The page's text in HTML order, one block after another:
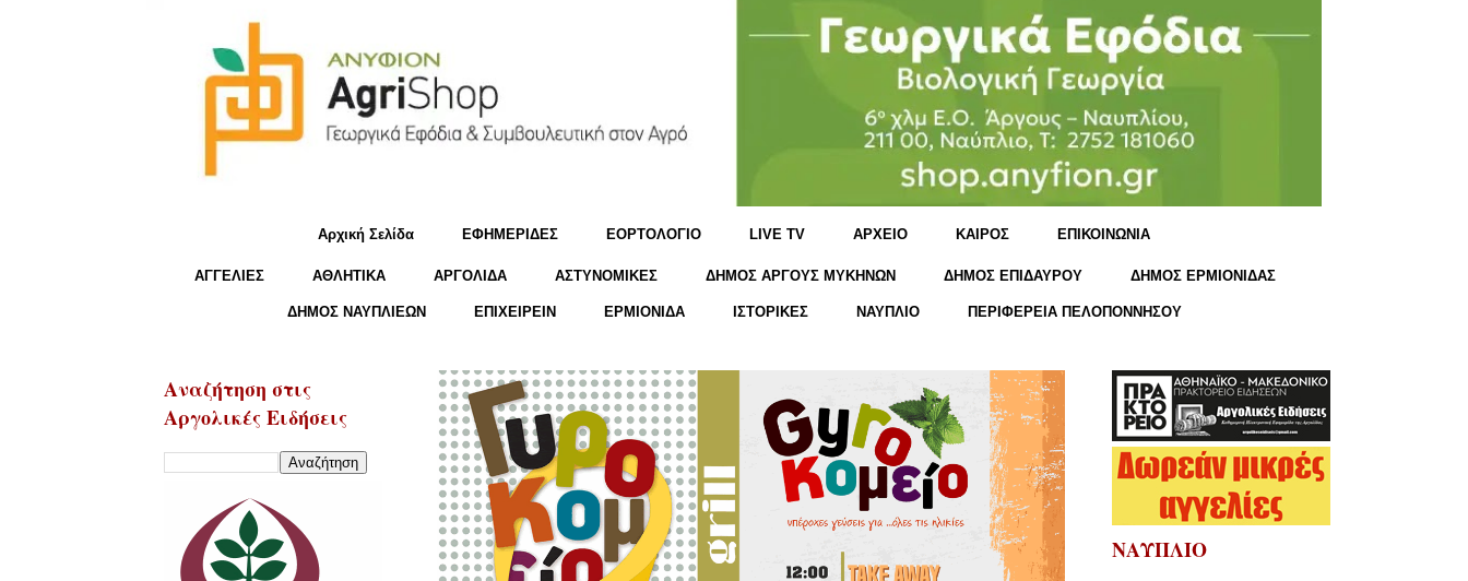
Αρχική Σελίδα ΕΦΗΜΕΡΙΔΕΣ ΕΟΡΤΟΛΟΓΙΟ LIVE TV ΑΡΧΕΙΟ KΑΙΡΟΣ ΕΠΙΚΟΙΝΩΝΙΑ
ΑΓΓΕΛΙΕΣ ΑΘΛΗΤΙΚΑ ΑΡΓΟΛΙΔΑ ΑΣΤΥΝΟΜΙΚΕΣ ΔΗΜΟΣ ΑΡΓΟΥΣ ΜΥΚΗΝΩΝ ΔΗΜΟΣ ΕΠΙΔΑΥΡΟΥ ΔΗΜΟΣ ΕΡΜΙΟΝΙΔΑΣ
ΔΗΜΟΣ ΝΑΥΠΛΙΕΩΝ ΕΠΙΧΕΙΡΕΙΝ ΕΡΜΙΟΝΙΔΑ ΙΣΤΟΡΙΚΕΣ ΝΑΥΠΛΙΟ ΠΕΡΙΦΕΡΕΙΑ ΠΕΛΟΠΟΝΝΗΣΟΥ
Αναζήτηση στις
Αργολικές Ειδήσεις
ΝΑΥΠΛΙΟ